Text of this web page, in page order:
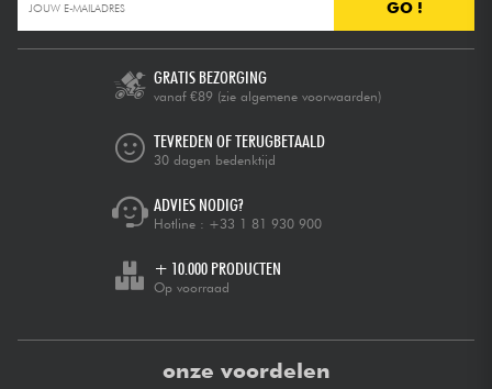
GO !
GRATIS BEZORGING
vanaf €89 (zie algemene voorwaarden)
TEVREDEN OF TERUGBETAALD
30 dagen bedenktijd
ADVIES NODIG?
Hotline : +33 1 81 930 900
+ 10.000 PRODUCTEN
Op voorraad
onze voordelen